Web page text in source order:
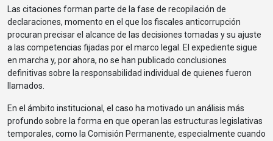
Las citaciones forman parte de la fase de recopilación de
declaraciones, momento en el que los fiscales anticorrupción
procuran precisar el alcance de las decisiones tomadas y su ajuste
a las competencias fijadas por el marco legal. El expediente sigue
en marcha y, por ahora, no se han publicado conclusiones
definitivas sobre la responsabilidad individual de quienes fueron
llamados.
En el ámbito institucional, el caso ha motivado un análisis más
profundo sobre la forma en que operan las estructuras legislativas
temporales, como la Comisión Permanente, especialmente cuando